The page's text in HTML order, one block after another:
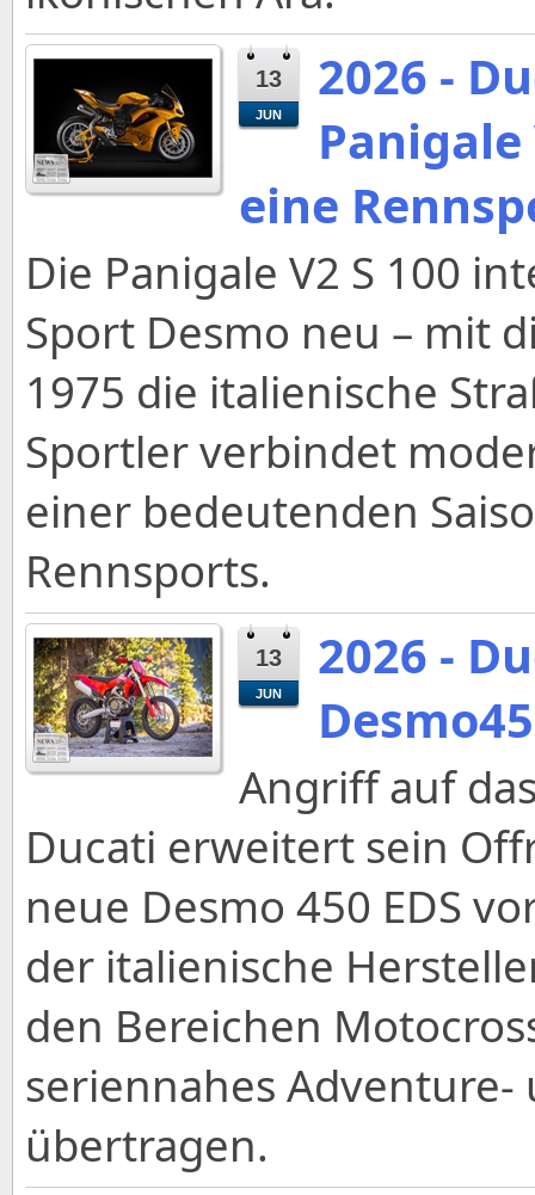
13
JUN
2026 -
Panigale
eine
Die Panigale V2 S 100
Sport Desmo neu – mit
1975 die italienische
Sportler verbindet
einer bedeutenden
Rennsports.
13
JUN
2026 -
Angriff auf
Ducati erweitert sein
neue Desmo 450 EDS
der italienische
den Bereichen
seriennahes
übertragen.